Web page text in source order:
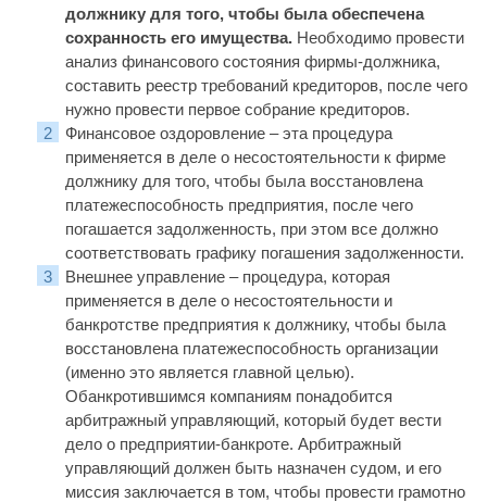
должнику для того, чтобы была обеспечена
сохранность его имущества. Необходимо провести
анализ финансового состояния фирмы-должника,
составить реестр требований кредиторов, после чего
нужно провести первое собрание кредиторов.
Финансовое оздоровление – эта процедура
применяется в деле о несостоятельности к фирме
должнику для того, чтобы была восстановлена
платежеспособность предприятия, после чего
погашается задолженность, при этом все должно
соответствовать графику погашения задолженности.
Внешнее управление – процедура, которая
применяется в деле о несостоятельности и
банкротстве предприятия к должнику, чтобы была
восстановлена платежеспособность организации
(именно это является главной целью).
Обанкротившимся компаниям понадобится
арбитражный управляющий, который будет вести
дело о предприятии-банкроте. Арбитражный
управляющий должен быть назначен судом, и его
миссия заключается в том, чтобы провести грамотно